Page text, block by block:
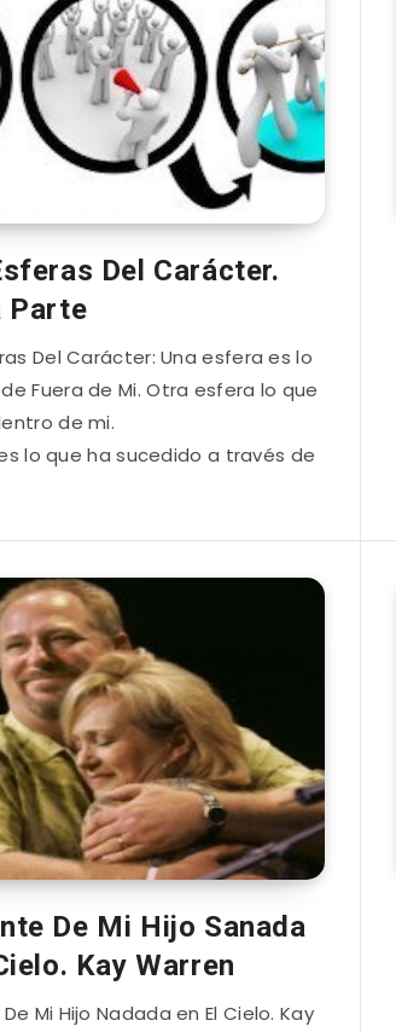
Del Carácter.
Parte
Del Carácter: Una esfera es lo
Fuera de Mi. Otra esfera lo que
de mi.
lo que ha sucedido a través de
De Mi Hijo Sanada
Kay Warren
Mi Hijo Nadada en El Cielo. Kay